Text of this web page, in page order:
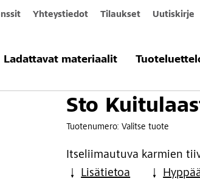
Yhteystiedot Tilaukset Uutiskirje
Ladattavat materiaalit
Sto
Tuotenumero:Valitse tuote
Itseliimautuva karmien
Lisätietoa